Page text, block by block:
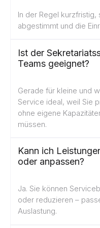
In der Regel
abgestimmt und die
Ist der
Teams geeignet?
Gerade für kleine und
Service ideal, weil Sie
ohne eigene
müssen.
Kann ich
oder anpassen?
Ja. Sie können
oder reduzieren –
Auslastung.